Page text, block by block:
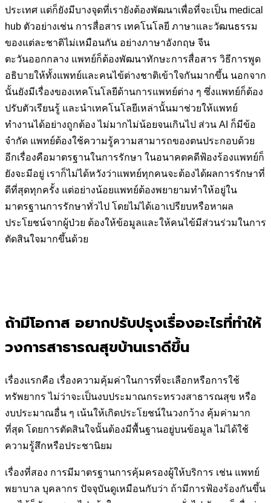
ประเทศ แต่ก็ยังมีบางจุดที่เรายังต้องพัฒนาเพื่อที่จะเป็น medical
hub ตัวอย่างเช่น การสื่อสาร เทคโนโลยี ภาษาและวัฒนธรรม
ของแต่ละชาติไม่เหมือนกัน อย่างภาษาอังกฤษ จีน
ตะวันออกกลาง แพทย์ก็ต้องพัฒนาทักษะการสื่อสาร วิธีการพูด
อธิบายให้ทั้งแพทย์และคนไข้ต่างชาติเข้าใจกันมากขึ้น นอกจาก
นั้นยังมีเรื่องของเทคโนโลยีด้านการแพทย์ต่าง ๆ ซึ่งแพทย์ก็ต้อง
ปรับตัวเรียนรู้ และนำเทคโนโลยีเหล่านั้นมาช่วยให้แพทย์
ทำงานได้อย่างถูกต้อง ไม่มากไม่น้อยจนเกินไป ส่วน AI ก็มีข้อ
จำกัด แพทย์ต้องใช้ความรู้ความสามารถของตนประกอบด้วย
อีกเรื่องคือมาตรฐานในการรักษา ในอนาคตคดีฟ้องร้องแพทย์ก็
ยังจะมีอยู่ เราก็ไม่ได้หวังว่าแพทย์ทุกคนจะต้องได้ผลการรักษาที่
ดีที่สุดทุกครั้ง แต่อย่างน้อยแพทย์ต้องพยายามทำให้อยู่ใน
มาตรฐานการรักษาทั่วไป โดยไม่ได้เอาเปรียบหรือหาผล
ประโยชน์จากผู้ป่วย ต้องให้ข้อมูลและให้คนไข้มีส่วนร่วมในการ
ตัดสินใจมากขึ้นด้วย
ถ้ามีโอกาส อยากปรับปรุงเรื่องอะไรที่ทำให้
วงการสาธารณสุขบ้านเราดีขึ้น
เรื่องแรกคือ เรื่องความคุ้มค่าในการที่จะเลือกหรือการใช้
ทรัพยากร ไม่ว่าจะเป็นงบประมาณกระทรวงสาธารณสุข หรือ
งบประมาณอื่น ๆ เน้นให้เกิดประโยชน์ในวงกว้าง คุ้มค่ามาก
ที่สุด โดยการตัดสินใจนั้นต้องมีพื้นฐานอยู่บนข้อมูล ไม่ได้ใช้
ความรู้สึกหรือประชานิยม
เรื่องที่สอง การมีมาตรฐานการคุ้มครองผู้ให้บริการ เช่น แพทย์
พยาบาล บุคลากร ปัจจุบันดูเหมือนกับว่า ถ้ามีการฟ้องร้องกันขึ้น